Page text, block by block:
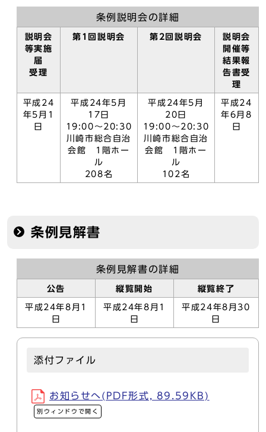
条例説明会の詳細
説明会
等実施
届
受理
第1回説明会 第2回説明会
説明会
開催等
結果報
告書受
理
平成24
年5月1
日
平成24年5月
17日
19:00～20:30
川崎市総合自治
会館 1階ホー
ル
208名
平成24年5月
20日
19:00～20:30
川崎市総合自治
会館 1階ホー
ル
102名
平成24
年6月8
日
条例見解書
条例見解書の詳細
公告 縦覧開始 縦覧終了
平成24年8月1
日
平成24年8月1
日
平成24年8月30
日
添付ファイル
お知らせへ(PDF形式, 89.59KB)
別ウィンドウで開く